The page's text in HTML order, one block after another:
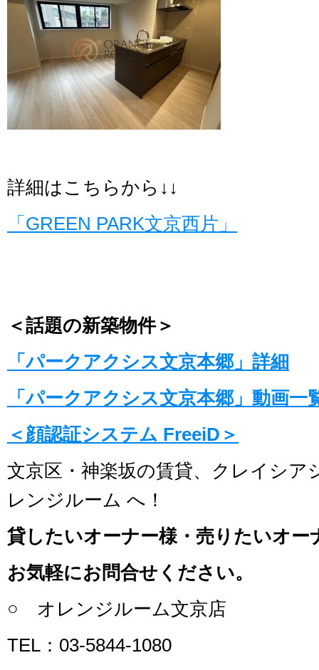
詳細はこちらから↓↓
「GREEN PARK文京西片」
＜話題の新築物件＞
「パークアクシス文京本郷」詳細
「パークアクシス文京本郷」動画一
＜顔認証システム FreeiD＞
文京区・神楽坂の賃貸、クレイシア
レンジルーム へ！
貸したいオーナー様・売りたいオー
お気軽にお問合せください。
○ オレンジルーム文京店
TEL：03-5844-1080